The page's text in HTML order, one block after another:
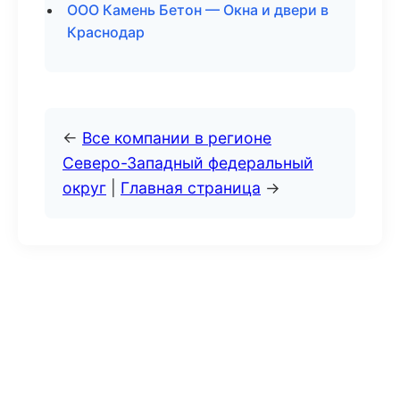
ООО Камень Бетон — Окна и двери в
Краснодар
← Все компании в регионе
Северо-Западный федеральный
округ
Главная страница →